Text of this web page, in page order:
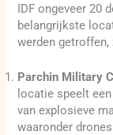
IDF ongeveer 20
belangrijkste
werden getroffen,
Parchin Military
locatie speelt
van explosieve
waaronder